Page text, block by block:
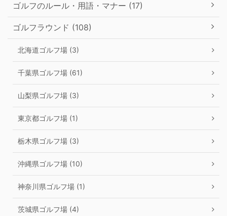
ゴルフのルール・用語・マナー (17)
ゴルフラウンド (108)
北海道ゴルフ場 (3)
千葉県ゴルフ場 (61)
山梨県ゴルフ場 (3)
東京都ゴルフ場 (1)
栃木県ゴルフ場 (3)
沖縄県ゴルフ場 (10)
神奈川県ゴルフ場 (1)
茨城県ゴルフ場 (4)